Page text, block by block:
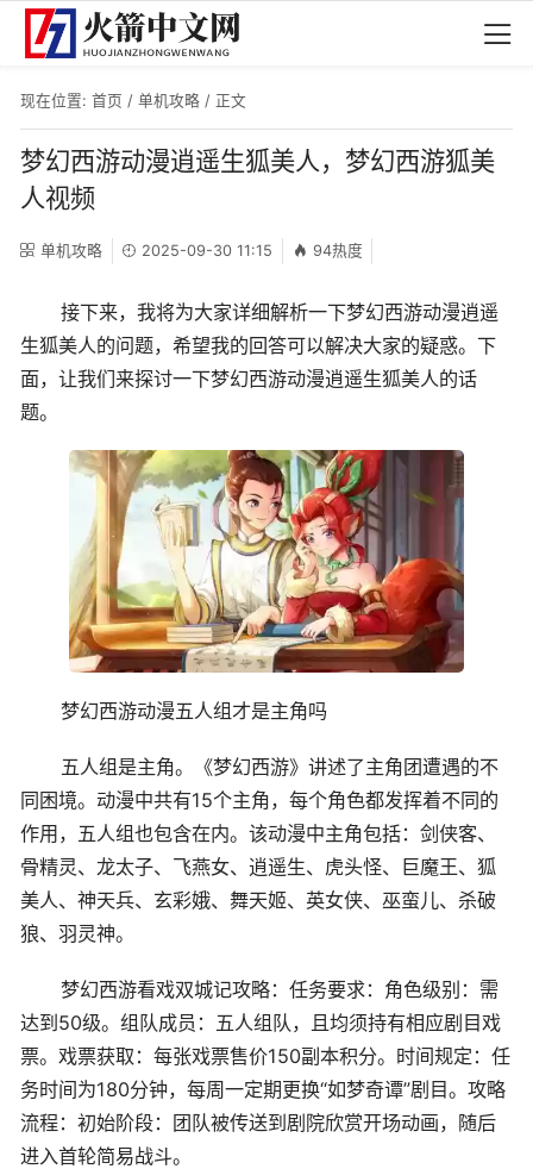
现在位置: 首页 / 单机攻略 / 正文
梦幻西游动漫逍遥生狐美人，梦幻西游狐美
人视频
单机攻略 2025-09-30 11:15 94热度
接下来，我将为大家详细解析一下梦幻西游动漫逍遥
生狐美人的问题，希望我的回答可以解决大家的疑惑。下
面，让我们来探讨一下梦幻西游动漫逍遥生狐美人的话
题。
梦幻西游动漫五人组才是主角吗
五人组是主角。《梦幻西游》讲述了主角团遭遇的不
同困境。动漫中共有15个主角，每个角色都发挥着不同的
作用，五人组也包含在内。该动漫中主角包括：剑侠客、
骨精灵、龙太子、飞燕女、逍遥生、虎头怪、巨魔王、狐
美人、神天兵、玄彩娥、舞天姬、英女侠、巫蛮儿、杀破
狼、羽灵神。
梦幻西游看戏双城记攻略：任务要求：角色级别：需
达到50级。组队成员：五人组队，且均须持有相应剧目戏
票。戏票获取：每张戏票售价150副本积分。时间规定：任
务时间为180分钟，每周一定期更换“如梦奇谭”剧目。攻略
流程：初始阶段：团队被传送到剧院欣赏开场动画，随后
进入首轮简易战斗。